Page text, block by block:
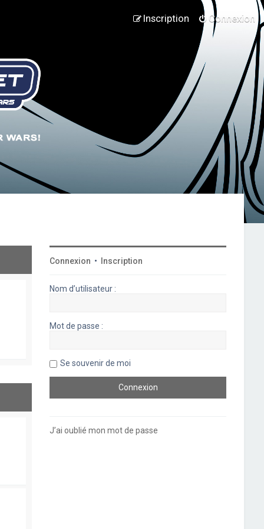
Connexion
Inscription
Connexion • Inscription
Nom d’utilisateur :
Mot de passe :
Se souvenir de moi
J’ai oublié mon mot de passe